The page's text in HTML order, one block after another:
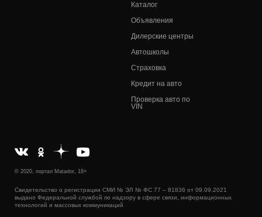
Каталог
Объявления
Дилерские центры
Автошколы
Страховка
Кредит на авто
Проверка авто по
VIN
© 2020, портал Matador, 18+
Свидетельство о регистрации СМИ № ЭЛ № ФС 77 – 81836 от 09.09.2021
выдано Федеральной службой по надзору в сфере связи, информационных
технологий и массовых коммуникаций